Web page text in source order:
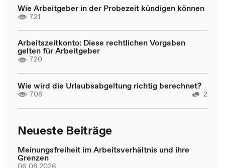
Wie Arbeitgeber in der Probezeit kündigen können
721
Arbeitszeitkonto: Diese rechtlichen Vorgaben
gelten für Arbeitgeber
720
Wie wird die Urlaubsabgeltung richtig berechnet?
708 2
Neueste Beiträge
Meinungsfreiheit im Arbeitsverhältnis und ihre
Grenzen
06.08.2026